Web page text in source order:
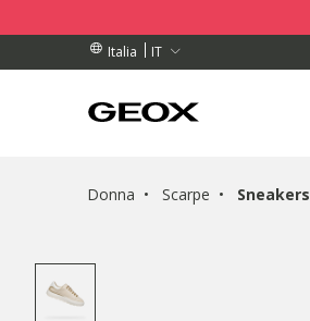
Italia
IT
SUPERIORI A 99,00 €
RITIRO VICINO A TE.
SUPERIORI A 99,00 €
Donna Scarpe Sneakers